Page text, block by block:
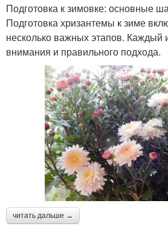
Подготовка к зимовке: основные
Подготовка хризантемы к зиме
несколько важных этапов. Каждый
внимания и правильного подхода.
читать дальше →